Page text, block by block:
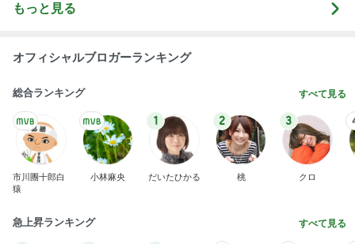
もっと見る
オフィシャルブロガーランキング
総合ランキング すべて見る
市川團十郎白
猿
小林麻央
1
だいたひかる
2
桃
3
クロ
急上昇ランキング すべて見る